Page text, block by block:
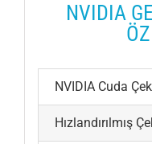
NVIDIA
NVIDIA Cuda
Hızlandırılmış